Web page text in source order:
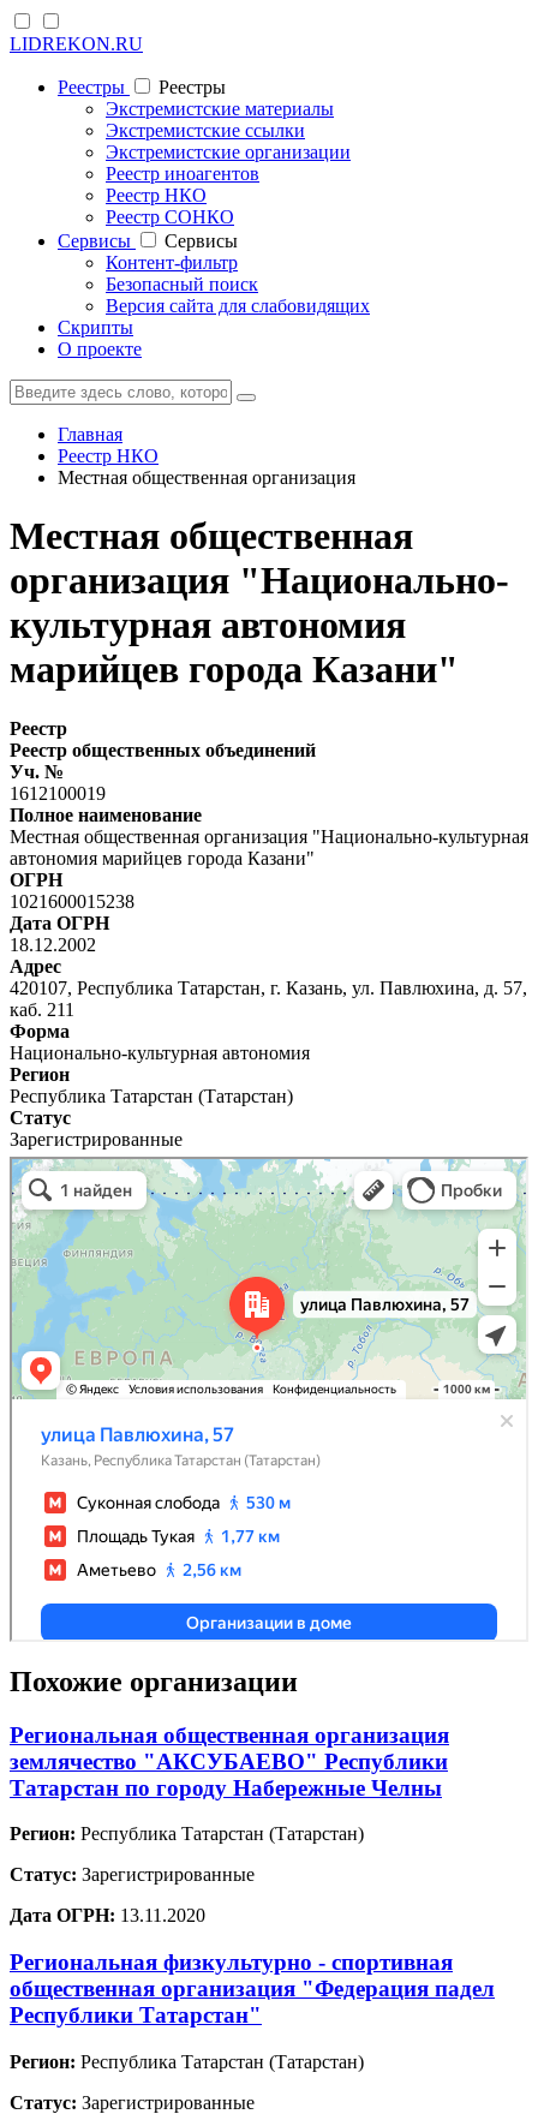
LIDREKON.RU
Реестры
Реестры
Экстремистские материалы
Экстремистские ссылки
Экстремистские организации
Реестр иноагентов
Реестр НКО
Реестр СОНКО
Cервисы
Cервисы
Контент-фильтр
Безопасный поиск
Версия сайта для слабовидящих
Скрипты
О проекте
Главная
Реестр НКО
Местная общественная организация
Местная общественная
организация "Национально-
культурная автономия
марийцев города Казани"
Реестр
Реестр общественных объединений
Уч. №
1612100019
Полное наименование
Местная общественная организация "Национально-культурная
автономия марийцев города Казани"
ОГРН
1021600015238
Дата ОГРН
18.12.2002
Адрес
420107, Республика Татарстан, г. Казань, ул. Павлюхина, д. 57,
каб. 211
Форма
Национально-культурная автономия
Регион
Республика Татарстан (Татарстан)
Статус
Зарегистрированные
Похожие организации
Региональная общественная организация
землячество "АКСУБАЕВО" Республики
Татарстан по городу Набережные Челны
Регион: Республика Татарстан (Татарстан)
Статус: Зарегистрированные
Дата ОГРН: 13.11.2020
Региональная физкультурно - спортивная
общественная организация "Федерация падел
Республики Татарстан"
Регион: Республика Татарстан (Татарстан)
Статус: Зарегистрированные